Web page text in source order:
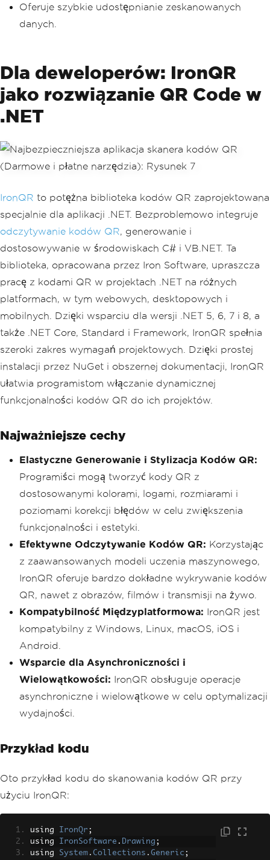
Oferuje szybkie udostępnianie zeskanowanych
danych.
Dla deweloperów: IronQR
jako rozwiązanie QR Code w
.NET
IronQR to potężna biblioteka kodów QR zaprojektowana
specjalnie dla aplikacji .NET. Bezproblemowo integruje
odczytywanie kodów QR, generowanie i
dostosowywanie w środowiskach C# i VB.NET. Ta
biblioteka, opracowana przez Iron Software, upraszcza
pracę z kodami QR w projektach .NET na różnych
platformach, w tym webowych, desktopowych i
mobilnych. Dzięki wsparciu dla wersji .NET 5, 6, 7 i 8, a
także .NET Core, Standard i Framework, IronQR spełnia
szeroki zakres wymagań projektowych. Dzięki prostej
instalacji przez NuGet i obszernej dokumentacji, IronQR
ułatwia programistom włączanie dynamicznej
funkcjonalności kodów QR do ich projektów.
Najważniejsze cechy
Elastyczne Generowanie i Stylizacja Kodów QR:
Programiści mogą tworzyć kody QR z
dostosowanymi kolorami, logami, rozmiarami i
poziomami korekcji błędów w celu zwiększenia
funkcjonalności i estetyki.
Efektywne Odczytywanie Kodów QR: Korzystając
z zaawansowanych modeli uczenia maszynowego,
IronQR oferuje bardzo dokładne wykrywanie kodów
QR, nawet z obrazów, filmów i transmisji na żywo.
Kompatybilność Międzyplatformowa: IronQR jest
kompatybilny z Windows, Linux, macOS, iOS i
Android.
Wsparcie dla Asynchroniczności i
Wielowątkowości: IronQR obsługuje operacje
asynchroniczne i wielowątkowe w celu optymalizacji
wydajności.
Przykład kodu
Oto przykład kodu do skanowania kodów QR przy
użyciu IronQR:
using IronQr ;
using IronSoftware . Drawing ;
using System . Collections . Generic ;